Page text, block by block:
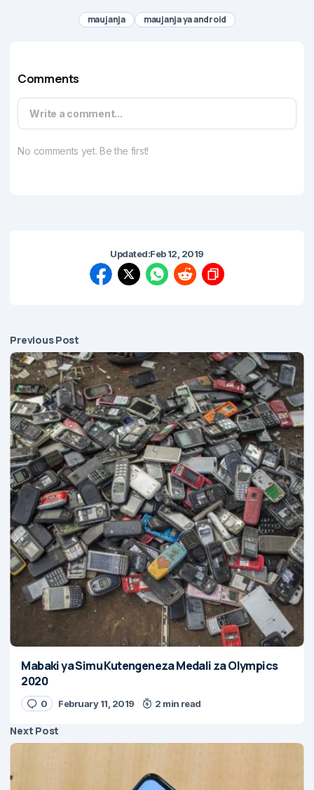
maujanja maujanja ya android
Comments
Write a comment...
No comments yet. Be the first!
Updated:Feb 12, 2019
Previous Post
Mabaki ya Simu Kutengeneza Medali za Olympics
2020
0 February 11, 2019 2 min read
Next Post